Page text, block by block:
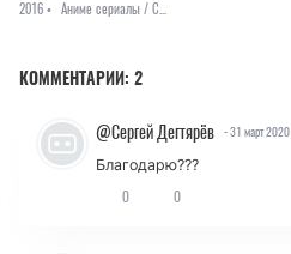
2016 •
КОММЕНТАРИИ: 2
@Сергей Дегтярёв - 31 март 2020
Благодарю???
0 0